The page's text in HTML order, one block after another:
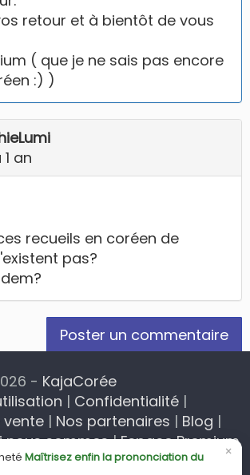
retour et à bientôt de vous
( que je ne sais pas encore
:) )
an
recueils en coréen de
pas?
Poster un commentaire
- KajaCorée
| Confidentialité |
vente | Nos partenaires | Blog |
nous sommes|Espace Premium
en coréen
Maîtrisez enfin la prononciation du
×